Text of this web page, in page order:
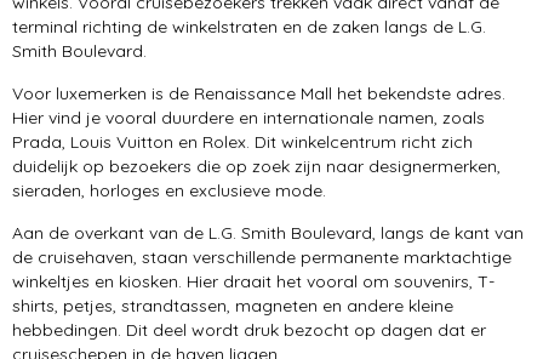
terminal richting de winkelstraten en de zaken langs de L.G.
Smith Boulevard.
Voor luxemerken is de Renaissance Mall het bekendste adres.
Hier vind je vooral duurdere en internationale namen, zoals
Prada, Louis Vuitton en Rolex. Dit winkelcentrum richt zich
duidelijk op bezoekers die op zoek zijn naar designermerken,
sieraden, horloges en exclusieve mode.
Aan de overkant van de L.G. Smith Boulevard, langs de kant van
de cruisehaven, staan verschillende permanente marktachtige
winkeltjes en kiosken. Hier draait het vooral om souvenirs, T-
shirts, petjes, strandtassen, magneten en andere kleine
hebbedingen. Dit deel wordt druk bezocht op dagen dat er
cruiseschepen in de haven liggen.